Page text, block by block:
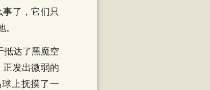
了，它们只
抵达了黑魔空
发出微弱的
上抚摸了一